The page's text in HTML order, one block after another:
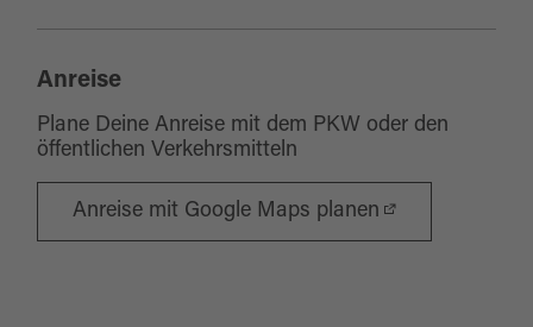
Anreise
Plane Deine Anreise mit dem PKW oder den
öffentlichen Verkehrsmitteln
Anreise mit Google Maps planen